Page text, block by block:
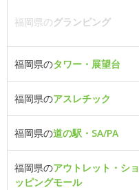
福岡県のグランピング
福岡県のタワー・展望台
福岡県のアスレチック
福岡県の道の駅・SA/PA
福岡県のアウトレット・ショ
ッピングモール